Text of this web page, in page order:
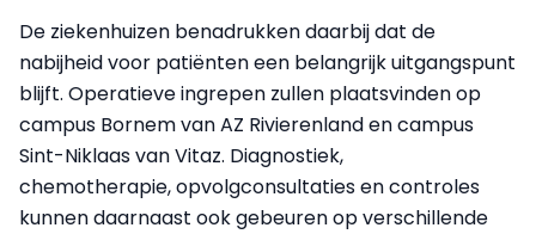
De ziekenhuizen benadrukken daarbij dat de
nabijheid voor patiënten een belangrijk uitgangspunt
blijft. Operatieve ingrepen zullen plaatsvinden op
campus Bornem van AZ Rivierenland en campus
Sint-Niklaas van Vitaz. Diagnostiek,
chemotherapie, opvolgconsultaties en controles
kunnen daarnaast ook gebeuren op verschillende